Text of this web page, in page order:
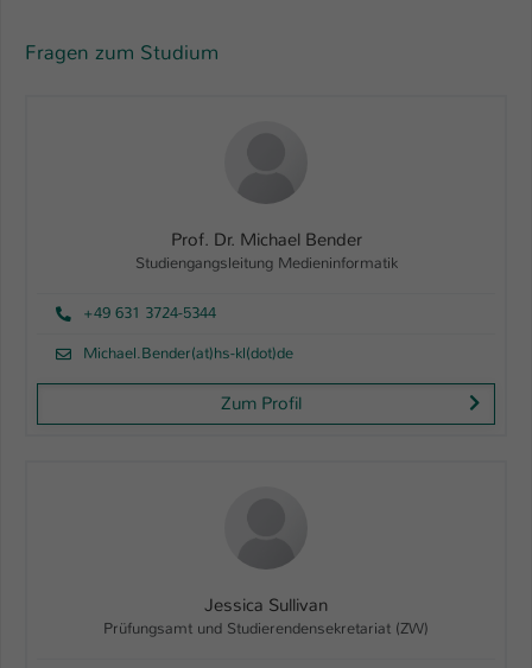
Fragen zum Studium
Prof. Dr. Michael Bender
Studiengangsleitung Medieninformatik
+49 631 3724-5344
Michael.Bender(at)hs-kl(dot)de
Zum Profil
Jessica Sullivan
Prüfungsamt und Studierendensekretariat (ZW)